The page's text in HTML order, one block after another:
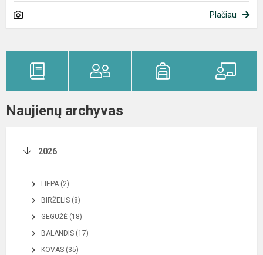
Plačiau
Naujienų archyvas
2026
LIEPA (2)
BIRŽELIS (8)
GEGUŽĖ (18)
BALANDIS (17)
KOVAS (35)